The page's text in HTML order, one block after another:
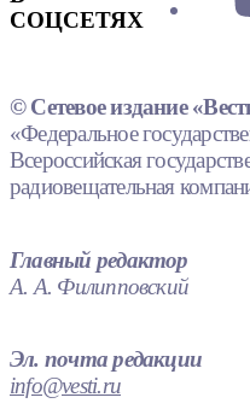
СОЦСЕТЯХ
© Сетевое издание
«Федеральное
Всероссийская
радиовещательная
Главный редактор
А. А. Филипповский
Эл. почта редакции
info@vesti.ru